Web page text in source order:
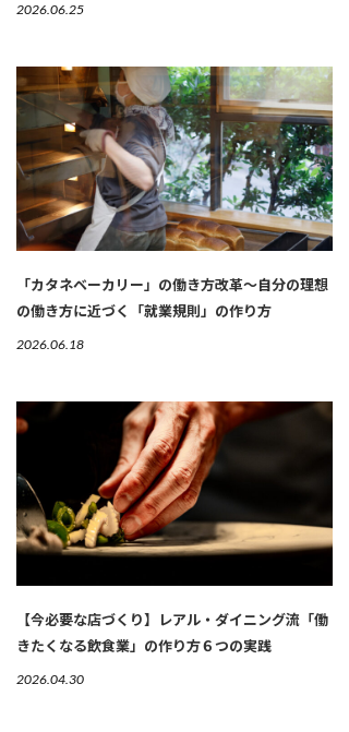
2026.06.25
「カタネベーカリー」の働き方改革～自分の理想
の働き方に近づく「就業規則」の作り方
2026.06.18
【今必要な店づくり】レアル・ダイニング流「働
きたくなる飲食業」の作り方６つの実践
2026.04.30